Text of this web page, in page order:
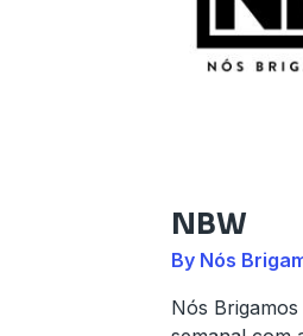
NBW
By Nós
Nós